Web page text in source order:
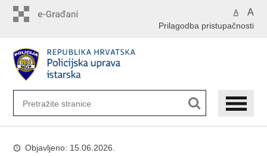
A A
Prilagodba pristupačnosti
Objavljeno: 15.06.2026.